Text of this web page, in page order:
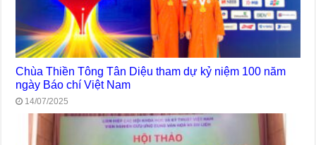
Chùa Thiền Tông Tân Diệu tham dự kỷ niệm 100 năm
ngày Báo chí Việt Nam
14/07/2025